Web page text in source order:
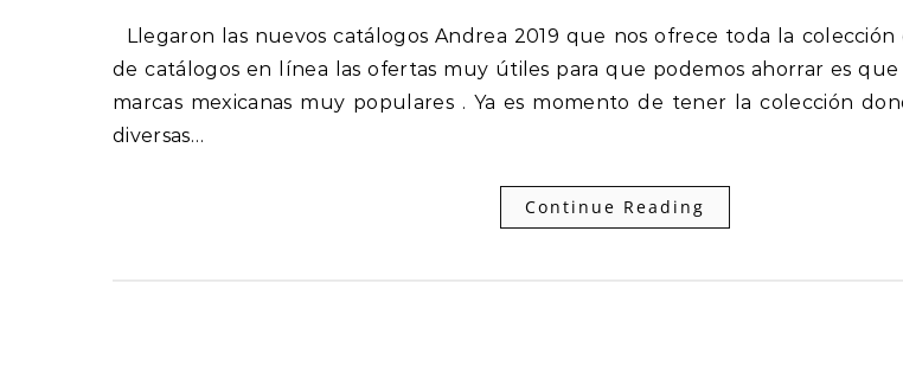
Llegaron las nuevos catálogos Andrea 2019 que nos ofrece toda la colección de folletos digitales o
de catálogos en línea las ofertas muy útiles para que podemos ahorrar es
marcas mexicanas muy populares . Ya es momento de tener la colección
diversas…
Continue Reading